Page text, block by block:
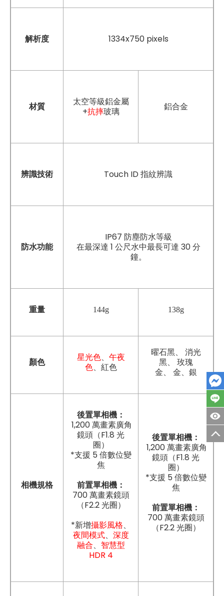
解析度 1334x750 pixels
材質
太空等級鋁金屬
+抗摔玻璃 鋁合金
辨識技術 Touch ID 指紋辨識
防水功能
IP67 防塵防水等級
在最深達 1 公尺水中最長可達 30 分
鐘。
重量 144g 138g
顏色
星光色、 午夜
色、紅色
曜石黑、
消光
黑、
玫瑰
金
金、銀
相機規格
後置單相機：
1,200 萬畫素廣角
鏡頭（F1.8 光
圈）
*支援 5 倍數位變
焦
前置單相機：
700 萬畫素鏡頭
（F2.2 光圈）
*新增攝影風格、
夜間模式、 深度
融合、 智慧型
HDR 4
後置單相機：
1,200 萬畫素廣角
鏡頭（F1.8 光
圈）
*支援 5 倍數位變
焦
前置單相機：
700 萬畫素鏡頭
（F2.2 光圈）